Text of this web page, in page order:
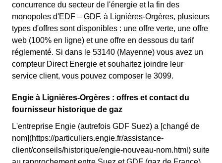
concurrence du secteur de l'énergie et la fin des
monopoles d'EDF – GDF. à Lignières-Orgères, plusieurs
types d'offres sont disponibles : une offre verte, une offre
web (100% en ligne) et une offre en dessous du tarif
réglementé. Si dans le 53140 (Mayenne) vous avez un
compteur Direct Energie et souhaitez joindre leur
service client, vous pouvez composer le 3099.
Engie à Lignières-Orgères : offres et contact du
fournisseur historique de gaz
L'entreprise Engie (autrefois GDF Suez) a [changé de
nom](https://particuliers.engie.fr/assistance-
client/conseils/historique/engie-nouveau-nom.html) suite